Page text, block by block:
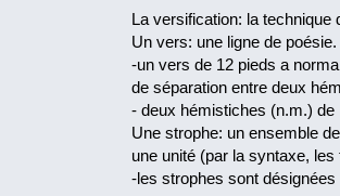
La versification: la technique
Un vers: une ligne de
-un vers de 12 pieds a
de séparation entre deux
- deux hémistiches (n.m.) de
Une strophe: un ensemble
une unité (par la syntaxe,
-les strophes sont